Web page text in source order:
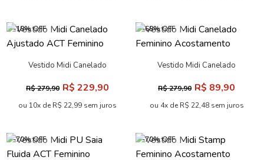
-18% OFF
Vestido Midi Canelado
R$ 279,90 R$ 229,90
ou 10x de R$ 22,99 sem juros
-68% OFF
Vestido Midi Canelado
R$ 279,90 R$ 89,90
ou 4x de R$ 22,48 sem juros
-70% OFF -70% OFF